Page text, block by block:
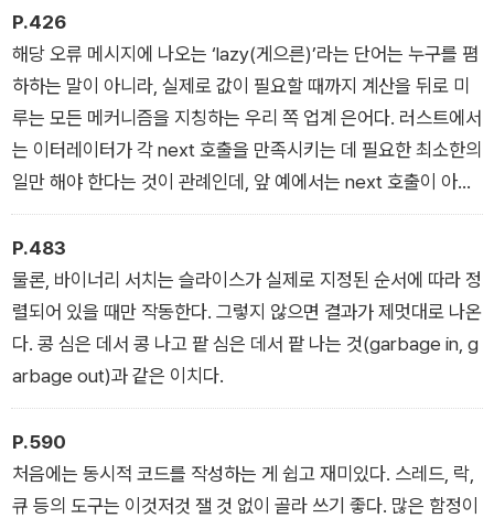
을 알고 있으니 이길 수 있다고 말하는 것이나 다름없다.” 저는 이
말을 반박할 수 없었습니다.
P.426
해당 오류 메시지에 나오는 ‘lazy(게으른)’라는 단어는 누구를 폄
하하는 말이 아니라, 실제로 값이 필요할 때까지 계산을 뒤로 미
루는 모든 메커니즘을 지칭하는 우리 쪽 업계 은어다. 러스트에서
는 이터레이터가 각 next 호출을 만족시키는 데 필요한 최소한의
일만 해야 한다는 것이 관례인데, 앞 예에서는 next 호출이 아예
없으므로 아무런 일도 일어나지 않는다.
P.483
물론, 바이너리 서치는 슬라이스가 실제로 지정된 순서에 따라 정
렬되어 있을 때만 작동한다. 그렇지 않으면 결과가 제멋대로 나온
다. 콩 심은 데서 콩 나고 팥 심은 데서 팥 나는 것(garbage in, g
arbage out)과 같은 이치다.
P.590
처음에는 동시적 코드를 작성하는 게 쉽고 재미있다. 스레드, 락,
큐 등의 도구는 이것저것 잴 것 없이 골라 쓰기 좋다. 많은 함정이